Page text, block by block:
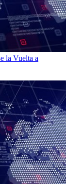
la Vuelta a